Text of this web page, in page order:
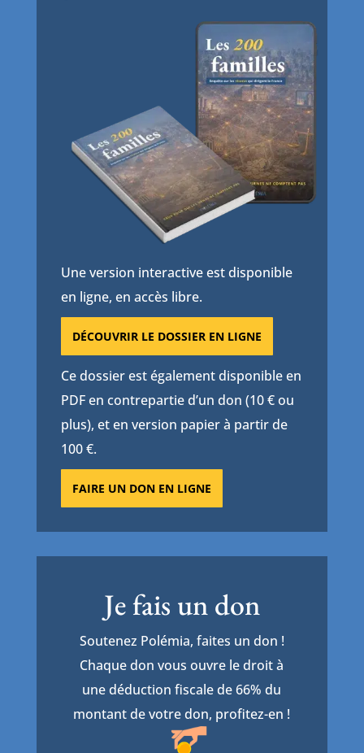
Une version interactive est disponible
en ligne, en accès libre.
DÉCOUVRIR LE DOSSIER EN LIGNE
Ce dossier est également disponible en
PDF en contrepartie d’un don (10 € ou
plus), et en version papier à partir de
100 €.
FAIRE UN DON EN LIGNE
Je fais un don
Soutenez Polémia, faites un don !
Chaque don vous ouvre le droit à
une déduction fiscale de 66% du
montant de votre don, profitez-en !